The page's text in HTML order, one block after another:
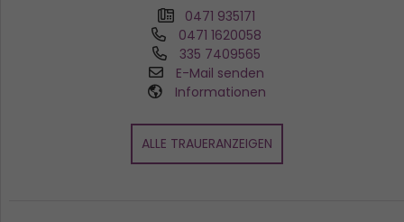
0471 935171
0471 1620058
335 7409565
E-Mail senden
Informationen
ALLE TRAUERANZEIGEN